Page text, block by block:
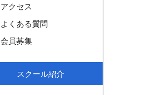
アクセス
よくある質問
会員募集
スクール紹介